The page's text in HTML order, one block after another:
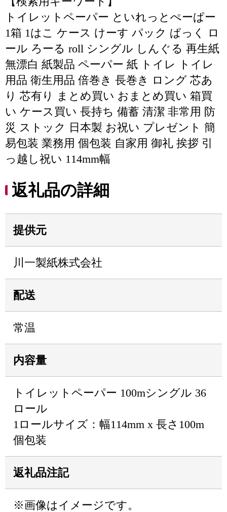
トイレットペーパー といれっとぺーぱー
1箱 1はこ ケース けーす パック ぱっく ロ
ール ろーる roll シングル しんぐる 再生紙
無漂白 紙製品 ペーパー 紙 トイレ トイレ
用品 衛生用品 倍巻き 長巻き ロング 芯あ
り 芯有り まとめ買い おまとめ買い 箱買
い ケース買い 長持ち 備蓄 清潔 非常用 防
災 ストック 日本製 お祝い プレゼント 簡
易包装 業務用 個包装 自家用 御礼 挨拶 引
っ越し祝い 114mm幅
返礼品の詳細
提供元
川一製紙株式会社
配送
常温
内容量
トイレットペーパー 100mシングル 36
ロール
1ロールサイズ：幅114mm x 長さ100m
個包装
返礼品注記
※画像はイメージです。